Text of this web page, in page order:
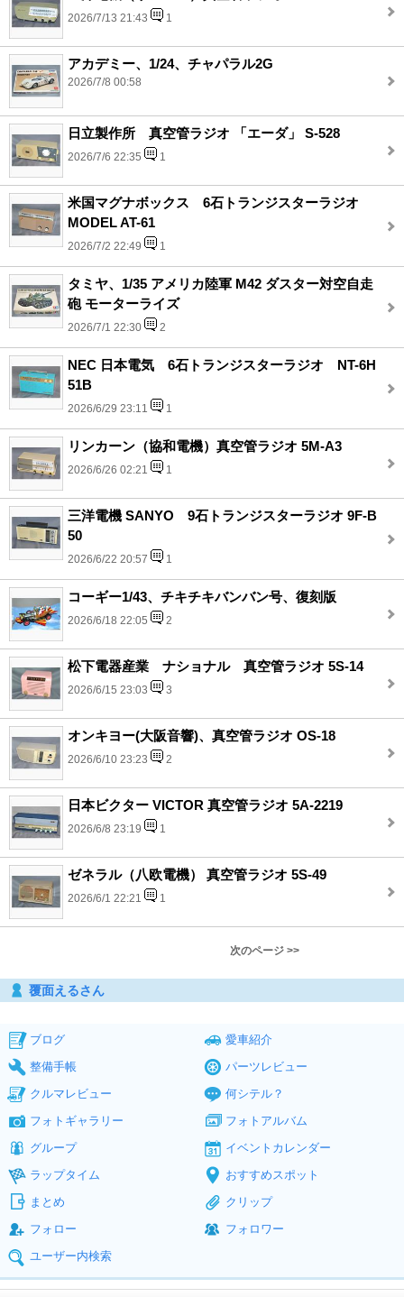
2026/7/13 21:43 1
アカデミー、1/24、チャパラル2G
2026/7/8 00:58
日立製作所 真空管ラジオ 「エーダ」 S-528
2026/7/6 22:35 1
米国マグナボックス 6石トランジスターラジオ
MODEL AT-61
2026/7/2 22:49 1
タミヤ、1/35 アメリカ陸軍 M42 ダスター対空自走
砲 モーターライズ
2026/7/1 22:30 2
NEC 日本電気 6石トランジスターラジオ NT-6H
51B
2026/6/29 23:11 1
リンカーン（協和電機）真空管ラジオ 5M-A3
2026/6/26 02:21 1
三洋電機 SANYO 9石トランジスターラジオ 9F-B
50
2026/6/22 20:57 1
コーギー1/43、チキチキバンバン号、復刻版
2026/6/18 22:05 2
松下電器産業 ナショナル 真空管ラジオ 5S-14
2026/6/15 23:03 3
オンキヨー(大阪音響)、真空管ラジオ OS-18
2026/6/10 23:23 2
日本ビクター VICTOR 真空管ラジオ 5A-2219
2026/6/8 23:19 1
ゼネラル（八欧電機） 真空管ラジオ 5S-49
2026/6/1 22:21 1
次のページ >>
覆面えるさん
ブログ
愛車紹介
整備手帳
パーツレビュー
クルマレビュー
何シテル？
フォトギャラリー
フォトアルバム
グループ
イベントカレンダー
ラップタイム
おすすめスポット
まとめ
クリップ
フォロー
フォロワー
ユーザー内検索